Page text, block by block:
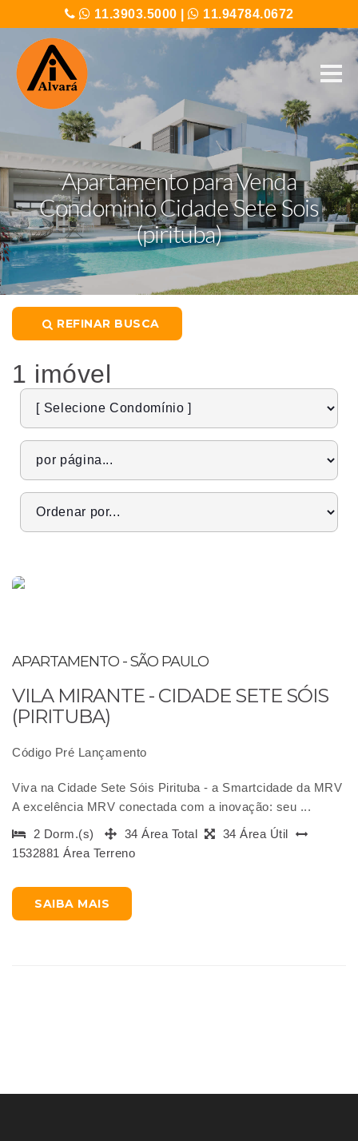
11.3903.5000 11.94784.0672
Apartamento para Venda
Condominio Cidade Sete Sois
(pirituba)
REFINAR BUSCA
1 imóvel
Pré lançamento
APARTAMENTO - SÃO PAULO
VILA MIRANTE - CIDADE SETE SÓIS
(PIRITUBA)
Código Pré Lançamento
Viva na Cidade Sete Sóis Pirituba - a Smartcidade da MRV
A excelência MRV conectada com a inovação: seu ...
2 Dorm.(s)
34 Área Total
34 Área Útil
1532881 Área Terreno
SAIBA MAIS